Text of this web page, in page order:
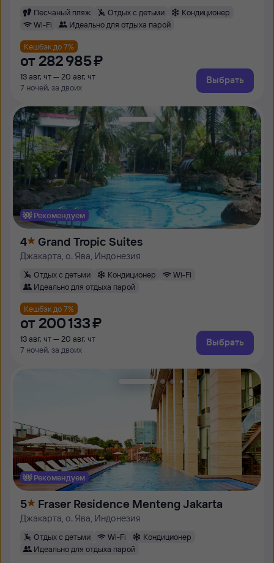
Песчаный пляж Отдых с детьми
Кондиционер
Wi-Fi
Идеально для отдыха парой
Кешбэк до 7%
от 282 ⁠985 ⁠₽
13 авг, чт — 20 авг, чт
7 ночей, за двоих
Выбрать
Рекомендуем
4 Grand Tropic Suites
Джакарта, о. Ява, Индонезия
Отдых с детьми Кондиционер
Wi-Fi
Идеально для отдыха парой
Кешбэк до 7%
от 200 ⁠133 ⁠₽
13 авг, чт — 20 авг, чт
7 ночей, за двоих
Выбрать
Рекомендуем
5 Fraser Residence Menteng Jakarta
Джакарта, о. Ява, Индонезия
Отдых с детьми Wi-Fi
Кондиционер
Идеально для отдыха парой